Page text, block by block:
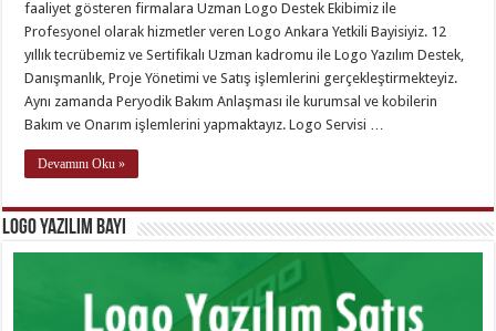
faaliyet gösteren firmalara Uzman Logo Destek Ekibimiz ile
Profesyonel olarak hizmetler veren Logo Ankara Yetkili Bayisiyiz. 12
yıllık tecrübemiz ve Sertifikalı Uzman kadromu ile Logo Yazılım Destek,
Danışmanlık, Proje Yönetimi ve Satış işlemlerini gerçekleştirmekteyiz.
Aynı zamanda Peryodik Bakım Anlaşması ile kurumsal ve kobilerin
Bakım ve Onarım işlemlerini yapmaktayız. Logo Servisi …
Devamını Oku »
Logo Yazılım Bayi